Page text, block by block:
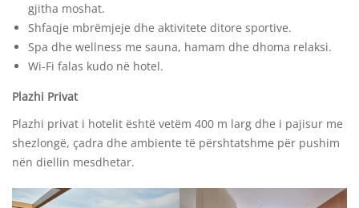
gjitha moshat.
Shfaqje mbrëmjeje dhe aktivitete ditore sportive.
Spa dhe wellness me sauna, hamam dhe dhoma relaksi.
Wi-Fi falas kudo në hotel.
Plazhi Privat
Plazhi privat i hotelit është vetëm 400 m larg dhe i pajisur me
shezlongë, çadra dhe ambiente të përshtatshme për pushim
nën diellin mesdhetar.